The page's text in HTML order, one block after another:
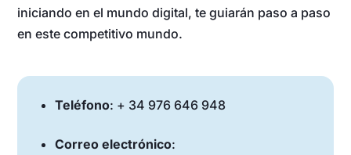
iniciando en el mundo digital, te guiarán paso a paso
en este competitivo mundo.
Teléfono: + 34 976 646 948
Correo electrónico: